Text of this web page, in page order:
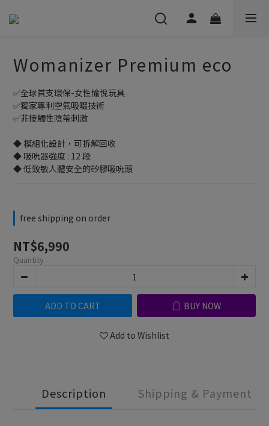
Womanizer Premium eco
✅全球首支環保-女性愉悅玩具
✅獨家專利空氣吸啜技術
✅非接觸性陰蒂刺激
◆ 模組化設計，可拆解回收
◆ 吸吮器強度 : 12 段
◆ 低致敏人體安全的矽膠吸吮頭
free shipping on order
NT$6,990
Quantity
ADD TO CART BUY NOW
Add to Wishlist
Description Shipping & Payment